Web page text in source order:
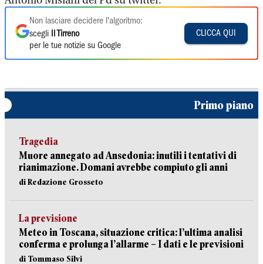
Non lasciare decidere l'algoritmo:
scegli
Il Tirreno
per le tue notizie su Google
CLICCA QUI
Primo piano
Tragedia
Muore annegato ad Ansedonia: inutili i tentativi di
rianimazione. Domani avrebbe compiuto gli anni
di Redazione Grosseto
La previsione
Meteo in Toscana, situazione critica: l’ultima analisi
conferma e prolunga l’allarme – I dati e le previsioni
di Tommaso Silvi